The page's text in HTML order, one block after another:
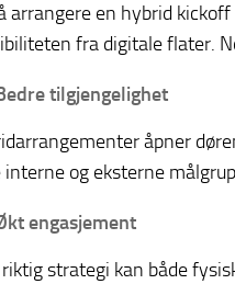
arrangere en hybrid
fra digitale flater.
tilgjengelighet
åpner
interne og eksterne
engasjement
strategi kan både